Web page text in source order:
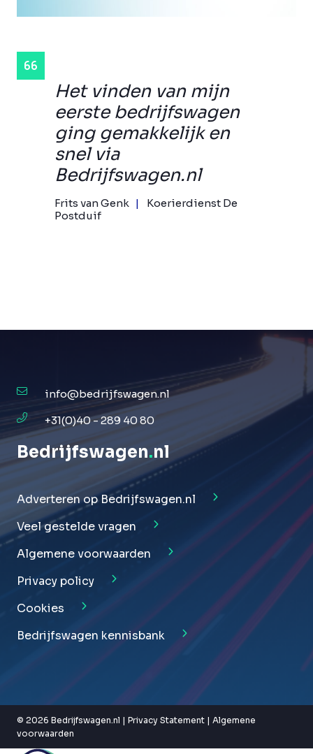
Het vinden van mijn
eerste bedrijfswagen
ging gemakkelijk en
snel via
Bedrijfswagen.nl
Frits van Genk
Koerierdienst De
Postduif
info@bedrijfswagen.nl
+31(0)40 - 289 40 80
Bedrijfswagen.nl
Adverteren op Bedrijfswagen.nl
Veel gestelde vragen
Algemene voorwaarden
Privacy policy
Cookies
Bedrijfswagen kennisbank
© 2026 Bedrijfswagen.nl | Privacy Statement | Algemene
voorwaarden